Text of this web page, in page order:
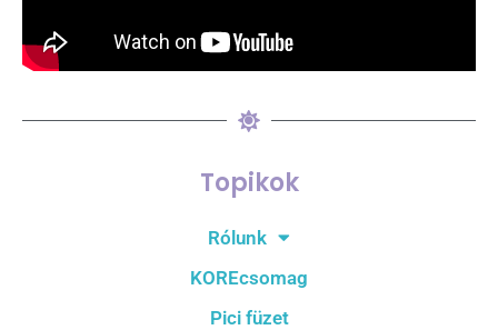
Topikok
Rólunk
KOREcsomag
Pici füzet